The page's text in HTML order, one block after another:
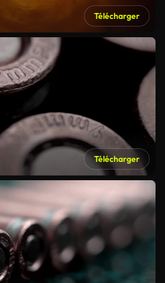
Télécharger
Télécharger